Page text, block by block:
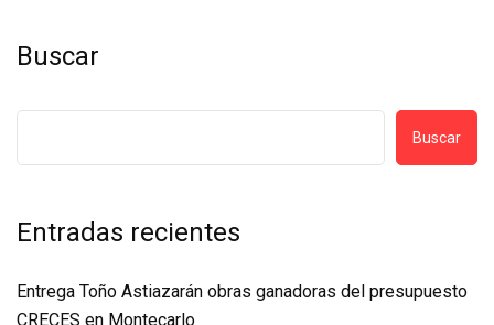
Buscar
Buscar
Entradas recientes
Entrega Toño Astiazarán obras ganadoras del presupuesto
CRECES en Montecarlo